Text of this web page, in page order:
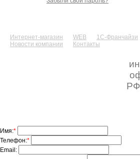
Интернет-магазин WEB 1С-Франчайзи
Новости компании
Контакты
Имя:*
Телефон:*
Email: